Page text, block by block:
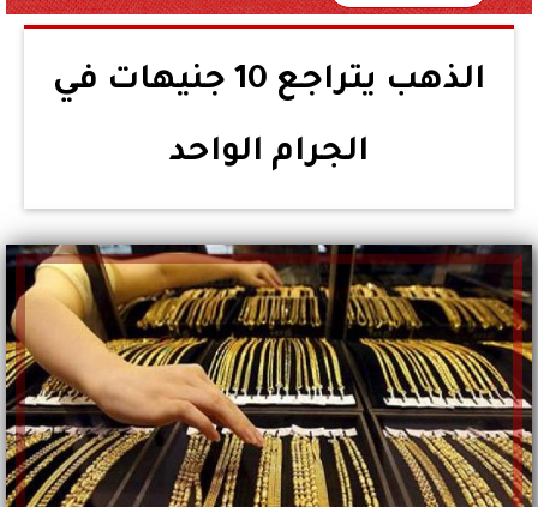
الذهب يتراجع 10 جنيهات في
الجرام الواحد